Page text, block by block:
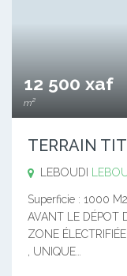
12 500 xaf
m²
TERRAIN
LEBOUDI
Superficie : 1000
AVANT LE DÉPOT
ZONE
, UNIQUE…